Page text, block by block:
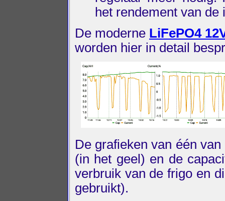
het rendement van
De moderne LiFePO4
worden hier in detail
De grafieken van één
(in het geel) en de
verbruik van de frigo en
gebruikt).